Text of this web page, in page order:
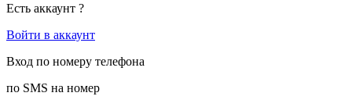
Есть аккаунт ?
Войти в аккаунт
Вход по номеру телефона
по SMS на номер